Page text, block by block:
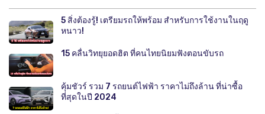
5 สิ่งต้องรู้! เตรียมรถให้พร้อม สำหรับการใช้งานในฤดู
หนาว!
15 คลื่นวิทยุยอดฮิต ที่คนไทยนิยมฟังตอนขับรถ
คุ้มชัวร์ รวม 7 รถยนต์ไฟฟ้า ราคาไม่ถึงล้าน ที่น่าซื้อ
ที่สุดในปี 2024